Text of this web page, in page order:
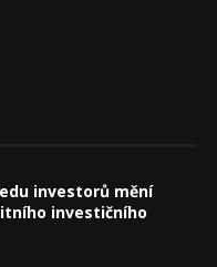
investorů mění
investičního